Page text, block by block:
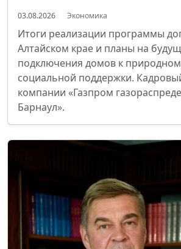
03.08.2026 Экономика
Итоги реализации программы
Алтайском крае и планы на
подключения домов к
социальной поддержки.
компании «Газпром
Барнаул».